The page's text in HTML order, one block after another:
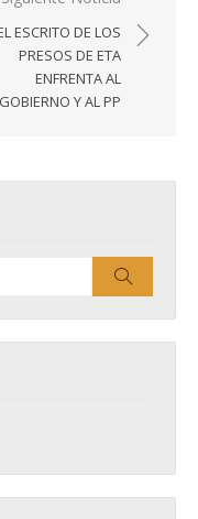
ESCRITO DE LOS
PRESOS DE ETA
ENFRENTA AL
GOBIERNO Y AL PP